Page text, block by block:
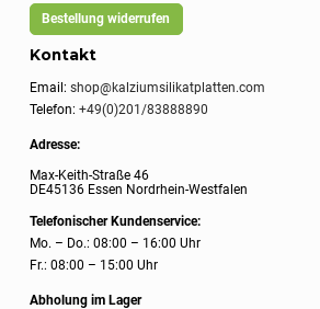
Bestellung widerrufen
Kontakt
Email:shop@kalziumsilikatplatten.com
Telefon:+49(0)201/83888890
Adresse:
Max-Keith-Straße 46
DE45136 Essen Nordrhein-Westfalen
Telefonischer Kundenservice:
Mo. – Do.: 08:00 – 16:00 Uhr
Fr.: 08:00 – 15:00 Uhr
Abholung im Lager